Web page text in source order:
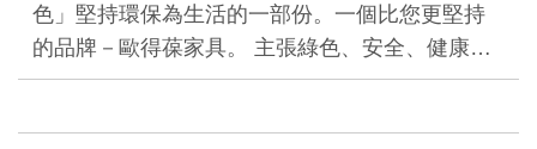
色」堅持環保為生活的一部份。一個比您更堅持
的品牌－歐得葆家具。 主張綠色、安全、健康…